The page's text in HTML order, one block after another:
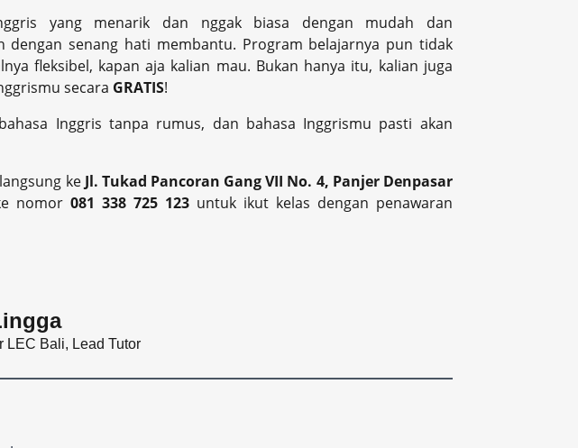
yang menarik dan nggak biasa dengan mudah dan
dengan senang hati membantu. Program belajarnya pun tidak
fleksibel, kapan aja kalian mau. Bukan hanya itu, kalian juga
secara GRATIS!
Inggris tanpa rumus, dan bahasa Inggrismu pasti akan
ke Jl. Tukad Pancoran Gang VII No. 4, Panjer Denpasar
nomor081 338 725 123 untuk ikut kelas dengan penawaran
LEC Bali, Lead Tutor